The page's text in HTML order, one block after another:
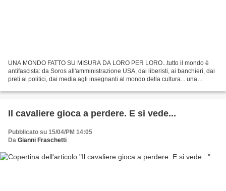
UNA MONDO FATTO SU MISURA DA LORO PER LORO...tutto il mondo è
antifascista: da Soros all'amministrazione USA, dai liberisti, ai banchieri, dai
preti ai politici, dai media agli insegnanti al mondo della cultura... una
Il cavaliere gioca a perdere. E si vede...
Pubblicato su 15/04/PM 14:05
Da Gianni Fraschetti